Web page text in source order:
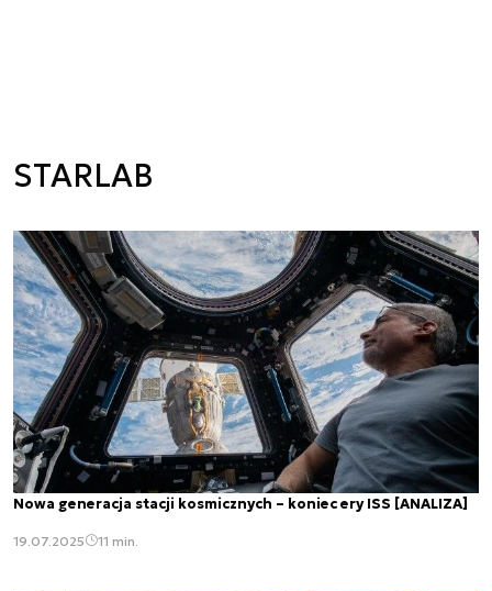
STARLAB
Nowa generacja stacji kosmicznych – koniec ery ISS [ANALIZA]
19.07.2025 11 min.